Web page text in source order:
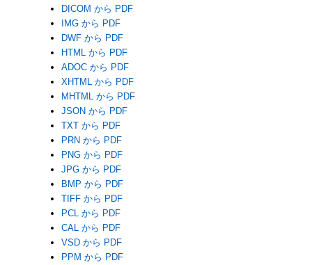
DICOM から PDF
IMG から PDF
DWF から PDF
HTML から PDF
ADOC から PDF
XHTML から PDF
MHTML から PDF
JSON から PDF
TXT から PDF
PRN から PDF
PNG から PDF
JPG から PDF
BMP から PDF
TIFF から PDF
PCL から PDF
CAL から PDF
VSD から PDF
PPM から PDF